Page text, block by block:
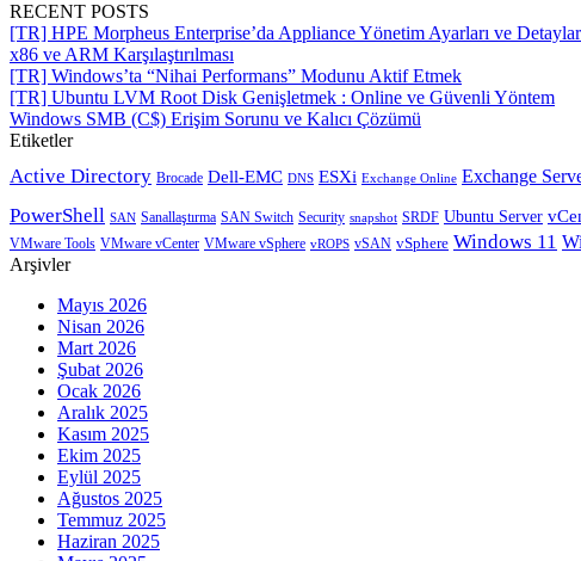
RECENT POSTS
[TR] HPE Morpheus Enterprise’da Appliance Yönetim Ayarları ve
x86 ve ARM Karşılaştırılması
[TR] Windows’ta “Nihai Performans” Modunu Aktif Etmek
[TR] Ubuntu LVM Root Disk Genişletmek : Online ve Güvenli Yöntem
Windows SMB (C$) Erişim Sorunu ve Kalıcı Çözümü
Etiketler
Active Directory Brocade Dell-EMC DNS ESXi Exchange Online Exchange
PowerShell SAN Sanallaştırma SAN Switch Security snapshot SRDF Ubuntu Server
VMware Tools VMware vCenter VMware vSphere vROPS vSAN vSphere Windows 11
Arşivler
Mayıs 2026
Nisan 2026
Mart 2026
Şubat 2026
Ocak 2026
Aralık 2025
Kasım 2025
Ekim 2025
Eylül 2025
Ağustos 2025
Temmuz 2025
Haziran 2025